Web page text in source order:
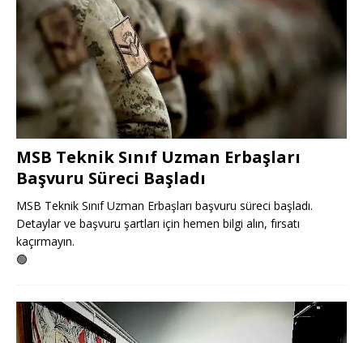
MSB Teknik Sınıf Uzman Erbaşları
Başvuru Süreci Başladı
MSB Teknik Sınıf Uzman Erbaşları başvuru süreci başladı.
Detaylar ve başvuru şartları için hemen bilgi alın, fırsatı
kaçırmayın.
🟢